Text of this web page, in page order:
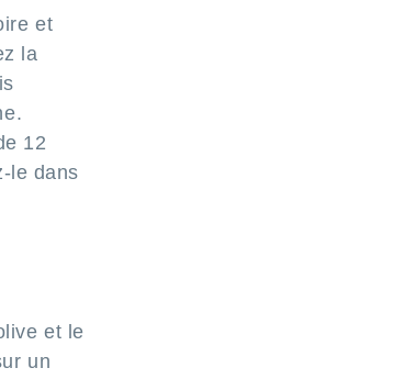
et
la
12
le dans
et le
un